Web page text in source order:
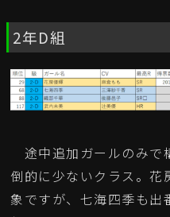
2年D組
途中追加ガールのみで
倒的に少ないクラス。花
象ですが、七海四季も出